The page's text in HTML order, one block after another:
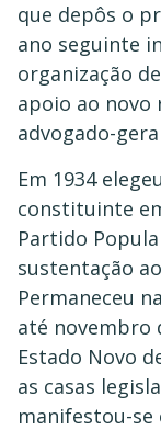
que depôs o
ano seguinte
organização
apoio ao novo
advogado-
Em 1934
constituinte
Partido
sustentação
Permaneceu
até novembro
Estado Novo
as casas
manifestou-